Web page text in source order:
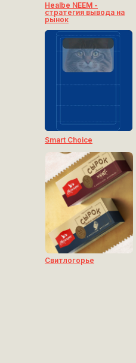
Свитлогорье
Healbe NEEM -
стратегия вывода на
рынок
Smart Choice